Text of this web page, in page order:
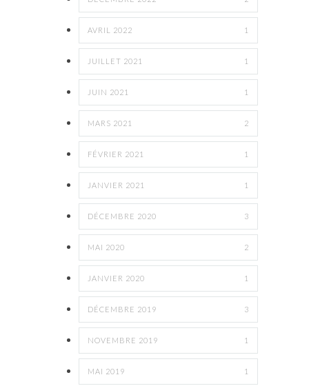
AVRIL 2022 1
JUILLET 2021 1
JUIN 2021 1
MARS 2021 2
FÉVRIER 2021 1
JANVIER 2021 1
DÉCEMBRE 2020 3
MAI 2020 2
JANVIER 2020 1
DÉCEMBRE 2019 3
NOVEMBRE 2019 1
MAI 2019 1